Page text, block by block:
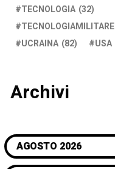
TECNOLOGIA (32)
TECNOLOGIAMILITARE
UCRAINA (82) USA
Archivi
AGOSTO 2026